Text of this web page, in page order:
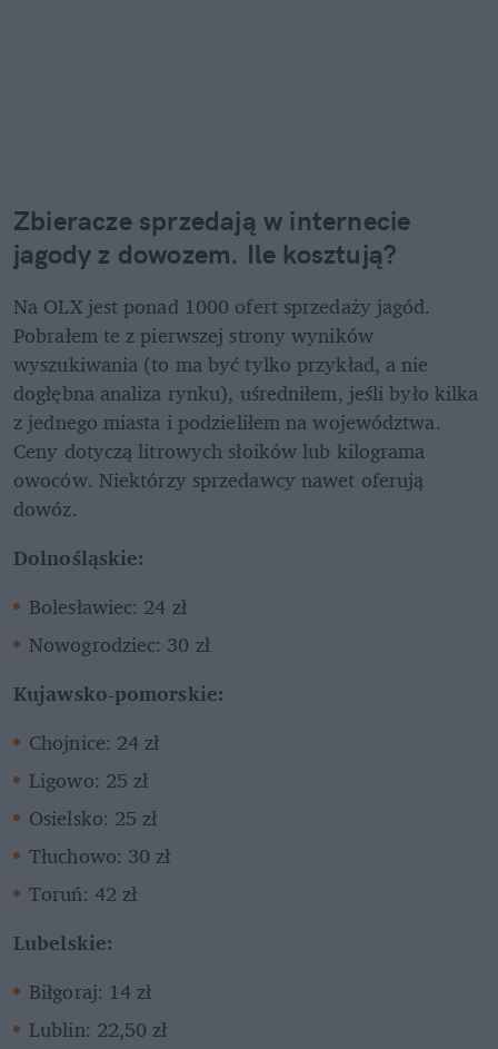
Zbieracze sprzedają w internecie
jagody z dowozem. Ile kosztują?
Na OLX jest ponad 1000 ofert sprzedaży jagód.
Pobrałem te z pierwszej strony wyników
wyszukiwania (to ma być tylko przykład, a nie
dogłębna analiza rynku), uśredniłem, jeśli było kilka
z jednego miasta i podzieliłem na województwa.
Ceny dotyczą litrowych słoików lub kilograma
owoców. Niektórzy sprzedawcy nawet oferują
dowóz.
Dolnośląskie:
Bolesławiec: 24 zł
Nowogrodziec: 30 zł
Kujawsko-pomorskie:
Chojnice: 24 zł
Ligowo: 25 zł
Osielsko: 25 zł
Tłuchowo: 30 zł
Toruń: 42 zł
Lubelskie:
Biłgoraj: 14 zł
Lublin: 22,50 zł